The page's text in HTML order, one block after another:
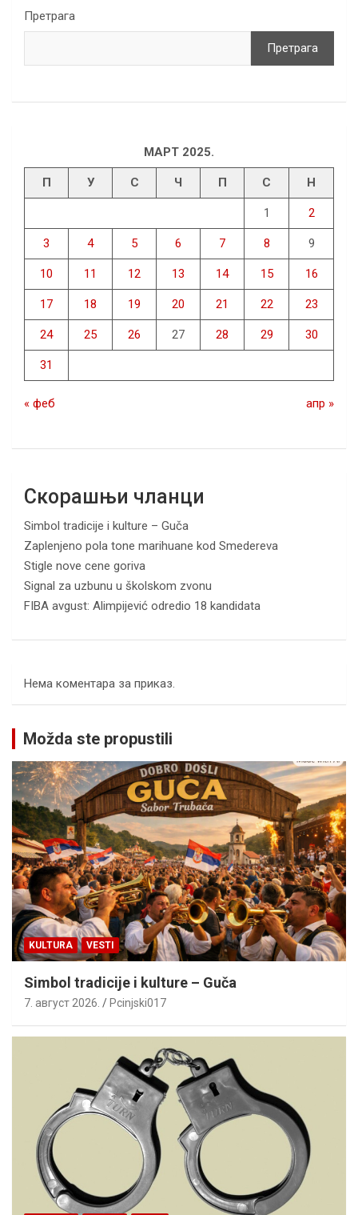
Претрага
Претрага
МАРТ 2025.
П У С Ч П С Н
1 2
3 4 5 6 7 8 9
10 11 12 13 14 15 16
17 18 19 20 21 22 23
24 25 26 27 28 29 30
31
« феб апр »
Скорашњи чланци
Simbol tradicije i kulture – Guča
Zaplenjeno pola tone marihuane kod Smedereva
Stigle nove cene goriva
Signal za uzbunu u školskom zvonu
FIBA avgust: Alimpijević odredio 18 kandidata
Нема коментара за приказ.
Možda ste propustili
KULTURA VESTI
Simbol tradicije i kulture – Guča
7. август 2026. Pcinjski017